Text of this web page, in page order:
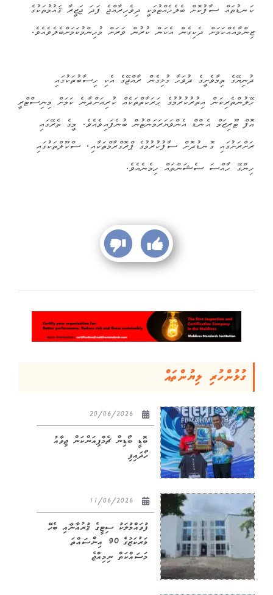
ކަނޑުތައް ސާފުކޮށް ބެލެހެއްޓުމަކީ ދިވެހިރާއްޖެ ފަދަ ޖަޒީރާ ޤައުމުތަކުގެ
ޒިންމާއެއްކަމަށް ދެކިގެން އެކަން ކުރުން ވަރަށް މުހިންމުކަމަށްބެލެވެއެވެ.
ދުނިޔޭގެ ތިމާވެށީގެ ދުވަހާ ގުޅިގެން ރާއްޖޭގެ އެކި ހިސާބުތަކުގައި
ހޭލުންތެރިކަން އިތުރުކުރުމުގެ ޙަރަކާތްތަކެއް ކުރިއަށްދާނެ ކަމަށް މިނިސްޓްރީ
އޮފް ޓޫރިޒަމް އެންޑް އެންވަޔަރަމަންޓުން ބުނެފައިވެއެވެ. މީގެ ތެރޭގައި
ރަށްރަށުގައި ގޮނޑުދޮށް ސާފުކުރުމުގެ ޕްރޮގްރާމްތަކާއި، ސްކޫލްތަކުގައި
ހިންގޭ ހާއްސަ ސެޝަންތައް ހިމެނެއެވެ.
ގުޅުންހުރި ލިޔުންތައް
ބޮޑީ ބޯޑިން ޗެމްޕިއަންކަން ޖިވާއު
ހޯދައިފި
ފުވައްމުލަކު ސިޓީގެ ޤުރުއާނާއި ބެހޭ
މަރުކަޒުގެ 90 އިންސައްތަ
މަސައްކަތް ނިމިއްޖެ